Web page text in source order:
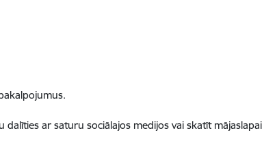
ar saturu sociālajos medijos vai skatīt